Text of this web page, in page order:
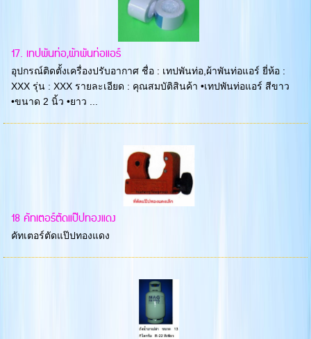
17. เทปพันท่อ,ผ้าพันท่อแอร์
อุปกรณ์ติดตั้งเครื่องปรับอากาศ ชื่อ : เทปพันท่อ,ผ้าพันท่อแอร์ ยี่ห้อ :
XXX รุ่น : XXX รายละเอียด : คุณสมบัติสินค้า •เทปพันท่อแอร์ สีขาว
•ขนาด 2 นิ้ว •ยาว ...
18 คัทเตอร์ตัดแป๊ปทองแดง
คัทเตอร์ตัดแป๊ปทองแดง